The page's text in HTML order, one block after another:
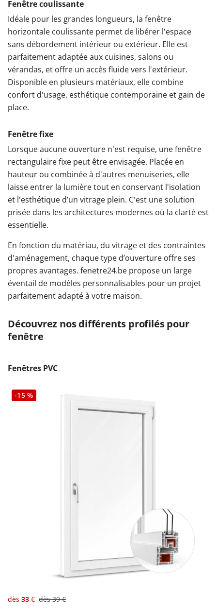
Fenêtre coulissante
Idéale pour les grandes longueurs, la fenêtre
horizontale coulissante permet de libérer l'espace
sans débordement intérieur ou extérieur. Elle est
parfaitement adaptée aux cuisines, salons ou
vérandas, et offre un accès fluide vers l'extérieur.
Disponible en plusieurs matériaux, elle combine
confort d'usage, esthétique contemporaine et gain de
place.
Fenêtre fixe
Lorsque aucune ouverture n'est requise, une fenêtre
rectangulaire fixe peut être envisagée. Placée en
hauteur ou combinée à d'autres menuiseries, elle
laisse entrer la lumière tout en conservant l'isolation
et l'esthétique d’un vitrage plein. C'est une solution
prisée dans les architectures modernes où la clarté est
essentielle.
En fonction du matériau, du vitrage et des contraintes
d'aménagement, chaque type d’ouverture offre ses
propres avantages. fenetre24.be propose un large
éventail de modèles personnalisables pour un projet
parfaitement adapté à votre maison.
Découvrez nos différents profilés pour
fenêtre
Fenêtres PVC
-15 %
dès 33 € dès39€